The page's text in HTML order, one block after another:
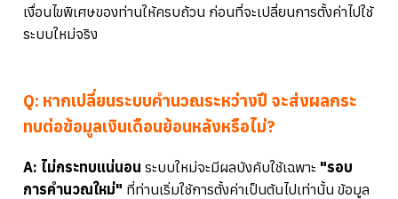
เงื่อนไขพิเศษของท่านให้ครบถ้วน ก่อนที่จะเปลี่ยนการตั้งค่าไปใช้
ระบบใหม่จริง
Q: หากเปลี่ยนระบบคำนวณระหว่างปี จะส่งผลกระ
ทบต่อข้อมูลเงินเดือนย้อนหลังหรือไม่?
A: ไม่กระทบแน่นอน ระบบใหม่จะมีผลบังคับใช้เฉพาะ "รอบ
การคำนวณใหม่" ที่ท่านเริ่มใช้การตั้งค่าเป็นต้นไปเท่านั้น ข้อมูล